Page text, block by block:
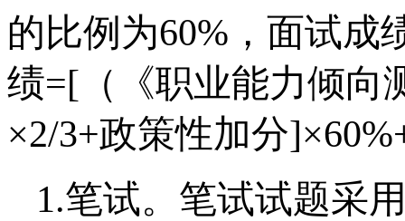
的比例为60%，面试成
绩=[（《职业能力倾向
×2/3+政策性加分
1.笔试。笔试试题采